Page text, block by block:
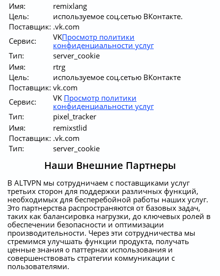
Имя:
remixlang
Цель:
используемое соц.сетью ВКонтакте.
Поставщик: .vk.com
Сервис:
VKПросмотр политики
конфиденциальности услуг
Тип:
server_cookie
Имя:
rtrg
Цель:
используемое соц.сетью ВКонтакте
Поставщик: vk.com
Сервис:
VK Просмотр политики
конфиденциальности услуг
Тип:
pixel_tracker
Имя:
remixstlid
Поставщик: .vk.com
Тип:
server_cookie
Наши Внешние Партнеры
В ALTVPN мы сотрудничаем с поставщиками услуг
третьих сторон для поддержки различных функций,
необходимых для бесперебойной работы наших услуг.
Это партнерства распространяются от базовых задач,
таких как балансировка нагрузки, до ключевых ролей в
обеспечении безопасности и оптимизации
производительности. Через эти сотрудничества мы
стремимся улучшать функции продукта, получать
ценные знания о паттернах использования и
совершенствовать стратегии коммуникации с
пользователями.